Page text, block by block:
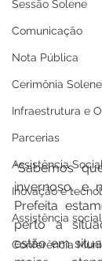
Sessão Solene
Comunicação
Nota Pública
Cerimônia Solene
Infraestrutura e
Parcerias
Assistência
Inovação e
Assistência social
Conferência
“Sabemos
invernoso, e
Prefeita
perto a
estão em